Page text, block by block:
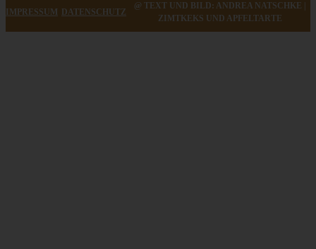
IMPRESSUM DATENSCHUTZ
@ TEXT UND BILD: ANDREA NATSCHKE |
ZIMTKEKS UND APFELTARTE